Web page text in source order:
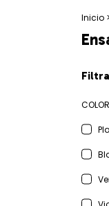
Inicio >
COLOR